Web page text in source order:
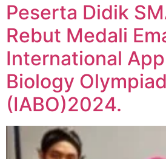
Peserta Didik
Rebut Medali
International
Biology Olympiad
(IABO)2024.